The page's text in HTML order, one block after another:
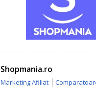
Shopmania.ro
Marketing Afiliat